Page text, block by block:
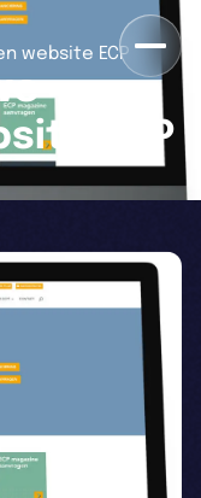
website ECP
ECP